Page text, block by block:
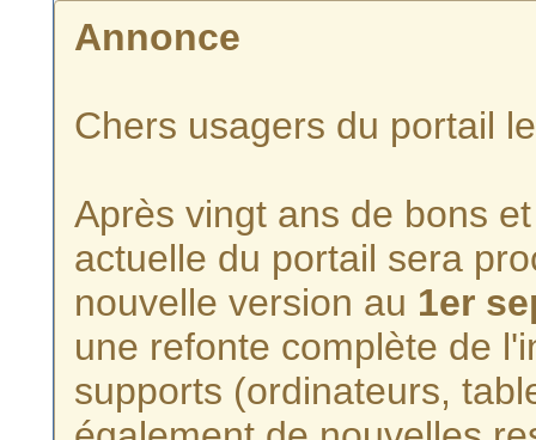
Annonce
Chers usagers du portail
Après vingt ans de bons
actuelle du portail sera
nouvelle version au 1er
une refonte complète de
supports (ordinateurs,